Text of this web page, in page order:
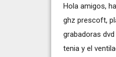
Hola amigos,
ghz prescoft,
grabadoras
tenia y el